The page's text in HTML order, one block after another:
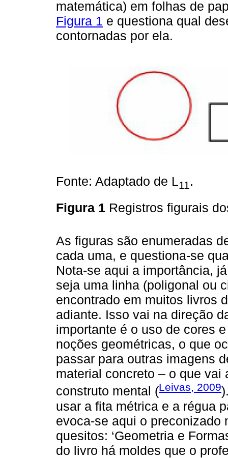
matemática) em folhas de
Figura 1 e questiona qual
contornadas por ela.
Fonte: Adaptado de L11.
Figura 1 Registros figurais
As figuras são enumeradas
cada uma, e questiona-se
Nota-se aqui a importância,
seja uma linha (poligonal ou
encontrado em muitos livros
adiante. Isso vai na direção
importante é o uso de cores
noções geométricas, o que
passar para outras imagens
material concreto – o que
construto mental (Leivas, 2009
usar a fita métrica e a régua
evoca-se aqui o preconizado
quesitos: ‘Geometria e
do livro há moldes que o